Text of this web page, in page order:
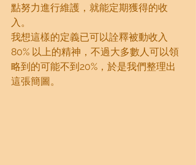
點努力進行維護，就能定期獲得的收
入。
我想這樣的定義已可以詮釋被動收入
80% 以上的精神，不過大多數人可以領
略到的可能不到20%，於是我們整理出
這張簡圖。